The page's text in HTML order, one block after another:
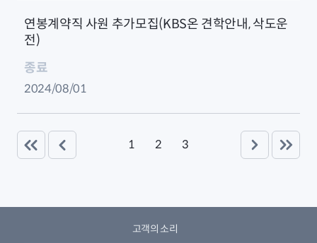
연봉계약직 사원 추가모집(KBS온 견학안내, 삭도운
전)
종료
2024/08/01
1 2 3
고객의 소리